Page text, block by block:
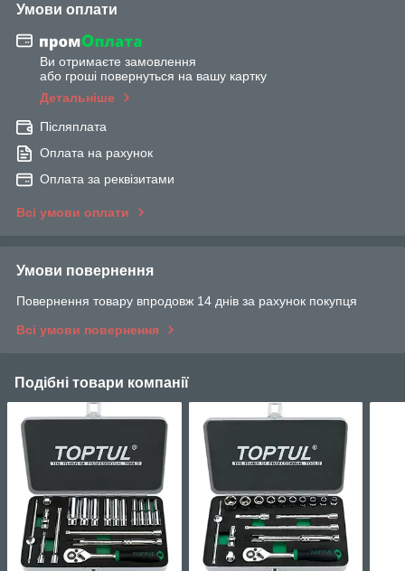
Умови оплати
Ви отримаєте замовлення
або гроші повернуться на вашу картку
Детальніше
Післяплата
Оплата на рахунок
Оплата за реквізитами
Всі умови оплати
Умови повернення
Повернення товару впродовж 14 днів за рахунок покупця
Всі умови повернення
Подібні товари компанії